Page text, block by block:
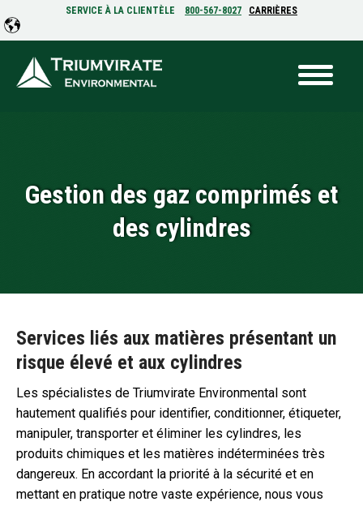
SERVICE À LA CLIENTÈLE 800-567-8027 CARRIÈRES
Gestion des gaz comprimés et
des cylindres
Services liés aux matières présentant un
risque élevé et aux cylindres
Les spécialistes de Triumvirate Environmental sont
hautement qualifiés pour identifier, conditionner, étiqueter,
manipuler, transporter et éliminer les cylindres, les
produits chimiques et les matières indéterminées très
dangereux. En accordant la priorité à la sécurité et en
mettant en pratique notre vaste expérience, nous vous